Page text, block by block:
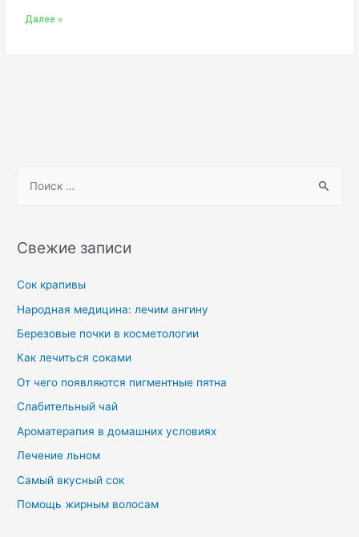
Далее »
Свежие записи
Сок крапивы
Народная медицина: лечим ангину
Березовые почки в косметологии
Как лечиться соками
От чего появляются пигментные пятна
Слабительный чай
Ароматерапия в домашних условиях
Лечение льном
Самый вкусный сок
Помощь жирным волосам